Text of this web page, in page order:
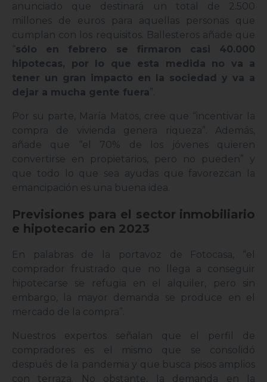
anunciado que destinará un total de 2.500
millones de euros para aquellas personas que
cumplan con los requisitos. Ballesteros añade que
“sólo en febrero se firmaron casi 40.000
hipotecas, por lo que esta medida no va a
tener un gran impacto en la sociedad y va a
dejar a mucha gente fuera”.
Por su parte, María Matos, cree que “incentivar la
compra de vivienda genera riqueza”. Además,
añade que “el 70% de los jóvenes quieren
convertirse en propietarios, pero no pueden” y
que todo lo que sea ayudas que favorezcan la
emancipación es una buena idea.
Previsiones para el sector inmobiliario
e hipotecario en 2023
En palabras de la portavoz de Fotocasa, “el
comprador frustrado que no llega a conseguir
hipotecarse se refugia en el alquiler, pero sin
embargo, la mayor demanda se produce en el
mercado de la compra”.
Nuestros expertos señalan que el perfil de
compradores es el mismo que se consolidó
después de la pandemia y que busca pisos amplios
con terraza. No obstante, la demanda en la